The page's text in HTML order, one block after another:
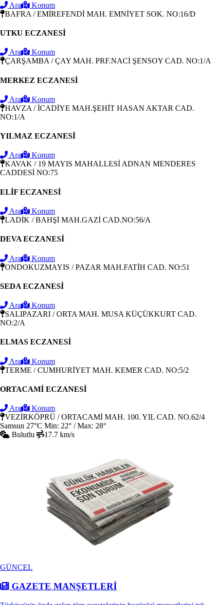
Ara
Konum
BAFRA / EMİREFENDİ MAH. EMNİYET SOK. NO:16/D
UTKU ECZANESİ
Ara
Konum
ÇARŞAMBA / ÇAY MAH. PRF.NACİ ŞENSOY CAD. NO:1/A
MERKEZ ECZANESİ
Ara
Konum
HAVZA / İCADİYE MAH.ŞEHİT HASAN AKTAR CAD.
NO:1/A
YILMAZ ECZANESİ
Ara
Konum
KAVAK / 19 MAYIS MAHALLESİ ADNAN MENDERES
CADDESİ NO:75
ELİF ECZANESİ
Ara
Konum
LADİK / BAHŞİ MAH.GAZİ CAD.NO:56/A
DEVA ECZANESİ
Ara
Konum
ONDOKUZMAYIS / PAZAR MAH.FATİH CAD. NO:51
SEDA ECZANESİ
Ara
Konum
SALIPAZARI / ORTA MAH. MUSA KÜÇÜKKURT CAD.
NO:2/A
ELMAS ECZANESİ
Ara
Konum
TERME / CUMHURİYET MAH. KEMER CAD. NO:5/2
ORTACAMİ ECZANESİ
Ara
Konum
VEZİRKÖPRÜ / ORTACAMİ MAH. 100. YIL CAD. NO.62/4
Samsun 27°C Min: 22° / Max: 28°
Bulutlu
17.7 km/s
GÜNCEL
GAZETE MANŞETLERİ